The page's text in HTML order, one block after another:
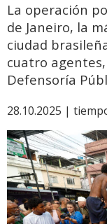
La operación
de Janeiro, la
ciudad
cuatro
Defensoría
28.10.2025 |